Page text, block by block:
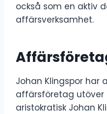
också som en aktiv
affärsverksamhet.
Johan Klingspor har
affärsföretag utöver
aristokratisk Johan